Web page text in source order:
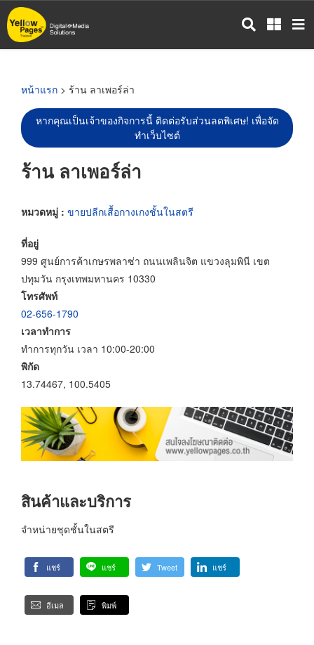
ข้าม
ไป
หน้าแรก > ร้าน ลาเพอร์ล่า
หากคุณเป็นเจ้าของกิจการนี้ ติดต่อรับส่วนลดพิเศษ! เพื่อจัด
ทำเว็บไซต์
ร้าน ลาเพอร์ล่า
หมวดหมู่ : ขายปลีกเสื้อกางเกงชั้นในสตรี
ที่อยู่
999 ศูนย์การค้าเกษรพลาซ่า ถนนเพลินจิต แขวงลุมพินี เขต
ปทุมวัน กรุงเทพมหานคร 10330
โทรศัพท์
02-656-1790
เวลาทำการ
ทำการทุกวัน เวลา 10:00-20:00
พิกัด
13.74467, 100.5405
สินค้าและบริการ
จำหน่ายชุดชั้นในสตรี
แชร์ แชร์ Tweet แชร์
อีเมล พิมพ์